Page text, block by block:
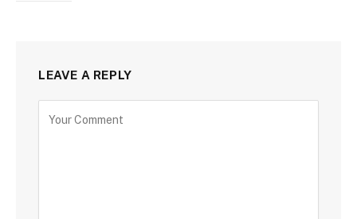
LEAVE A REPLY